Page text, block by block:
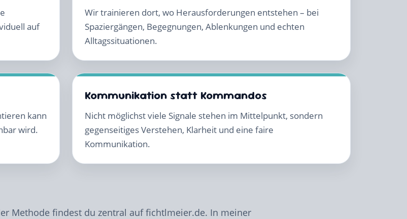
auf
Wir trainieren dort, wo Herausforderungen entstehen – bei
Spaziergängen, Begegnungen, Ablenkungen und echten
Alltagssituationen.
kann
wird.
Kommunikation statt Kommandos
Nicht möglichst viele Signale stehen im Mittelpunkt, sondern
gegenseitiges Verstehen, Klarheit und eine faire
Kommunikation.
Methode findest du zentral auf fichtlmeier.de. In meiner